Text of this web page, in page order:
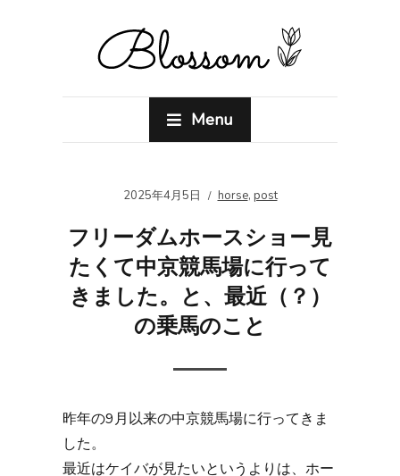
Menu
2025年4月5日 horse, post
フリーダムホースショー見
たくて中京競馬場に行って
きました。と、最近（？）
の乗馬のこと
昨年の9月以来の中京競馬場に行ってきま
した。
最近はケイバが見たいというよりは、ホー